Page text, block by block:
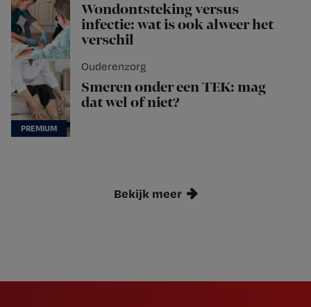
Wondontsteking versus
infectie: wat is ook alweer het
verschil
Ouderenzorg
Smeren onder een TEK: mag
dat wel of niet?
Bekijk meer